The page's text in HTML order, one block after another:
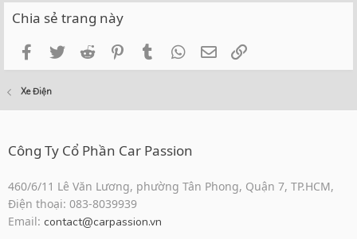
Chia sẻ trang này
FacebookTwitterReddit PinterestTumblrWhatsApp
Email
Xe Điện
Công Ty Cổ Phần Car Passion
460/6/11 Lê Văn Lương, phường Tân Phong, Quận 7, TP.HCM,
Điện thoại: 083-8039939
Email: contact@carpassion.vn